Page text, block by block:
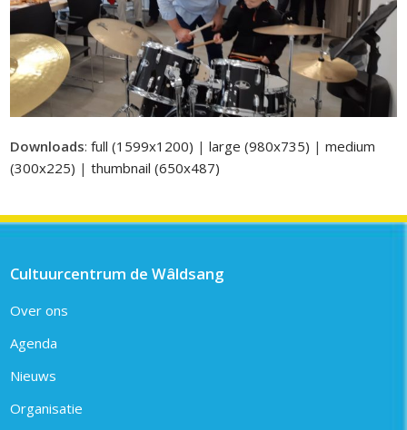
Downloads:full (1599x1200) |large (980x735) |medium
(300x225) |thumbnail (650x487)
Cultuurcentrum de Wâldsang
Over ons
Agenda
Nieuws
Organisatie